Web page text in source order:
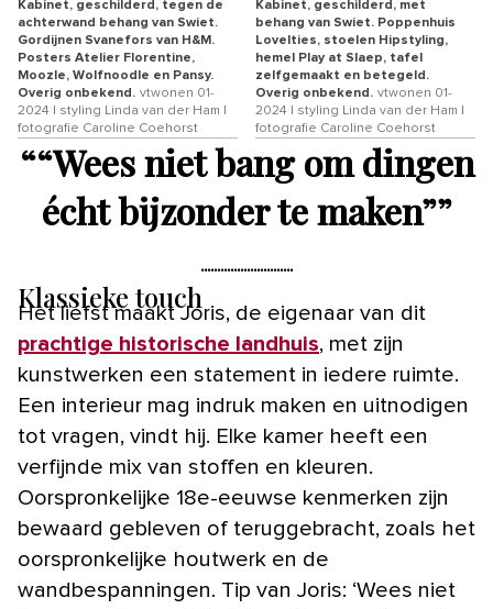
Kabinet, geschilderd, tegen de
achterwand behang van Swiet.
Gordijnen Svanefors van H&M.
Posters Atelier Florentine,
Moozle, Wolfnoodle en Pansy.
Overig onbekend. vtwonen 01-
2024 | styling Linda van der Ham |
fotografie Caroline Coehorst
Kabinet, geschilderd, met
behang van Swiet. Poppenhuis
Lovelties, stoelen Hipstyling,
hemel Play at Slaep, tafel
zelfgemaakt en betegeld.
Overig onbekend. vtwonen 01-
2024 | styling Linda van der Ham |
fotografie Caroline Coehorst
““Wees niet bang om dingen
écht bijzonder te maken””
Klassieke touch
Het liefst maakt Joris, de eigenaar van dit
prachtige historische landhuis, met zijn
kunstwerken een statement in iedere ruimte.
Een interieur mag indruk maken en uitnodigen
tot vragen, vindt hij. Elke kamer heeft een
verfijnde mix van stoffen en kleuren.
Oorspronkelijke 18e-eeuwse kenmerken zijn
bewaard gebleven of teruggebracht, zoals het
oorspronkelijke houtwerk en de
wandbespanningen. Tip van Joris: ‘Wees niet